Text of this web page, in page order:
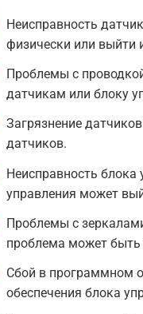
Неисправность
физически или выйти
Проблемы с
датчикам или блоку
Загрязнение
датчиков.
Неисправность
управления может
Проблемы с
проблема может быть
Сбой в программном
обеспечения блока